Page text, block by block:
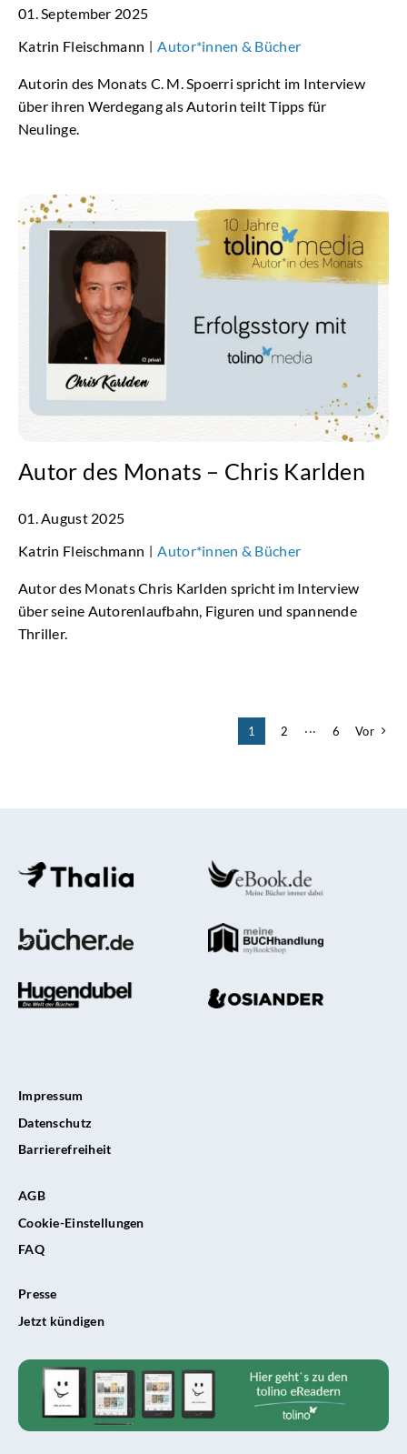
01. September 2025
Katrin Fleischmann | Autor*innen & Bücher
Autorin des Monats C. M. Spoerri spricht im Interview
über ihren Werdegang als Autorin teilt Tipps für
Neulinge.
Autor des Monats – Chris Karlden
01. August 2025
Katrin Fleischmann | Autor*innen & Bücher
Autor des Monats Chris Karlden spricht im Interview
über seine Autorenlaufbahn, Figuren und spannende
Thriller.
1 2 ··· 6 Vor
Impressum
Datenschutz
Barrierefreiheit
AGB
Cookie-Einstellungen
FAQ
Presse
Jetzt kündigen